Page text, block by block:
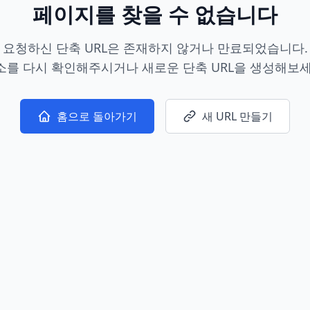
페이지를 찾을 수 없습니다
요청하신 단축 URL은 존재하지 않거나 만료되었습니다.
를 다시 확인해주시거나 새로운 단축 URL을 생성해보
홈으로 돌아가기 새 URL 만들기